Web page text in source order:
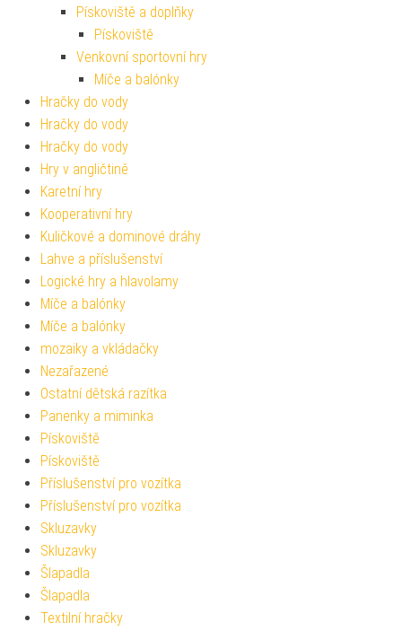
Pískoviště a doplňky
Pískoviště
Venkovní sportovní hry
Míče a balónky
Hračky do vody
Hračky do vody
Hračky do vody
Hry v angličtině
Karetní hry
Kooperativní hry
Kuličkové a dominové dráhy
Lahve a příslušenství
Logické hry a hlavolamy
Míče a balónky
Míče a balónky
mozaiky a vkládačky
Nezařazené
Ostatní dětská razítka
Panenky a miminka
Pískoviště
Pískoviště
Příslušenství pro vozítka
Příslušenství pro vozítka
Skluzavky
Skluzavky
Šlapadla
Šlapadla
Textilní hračky